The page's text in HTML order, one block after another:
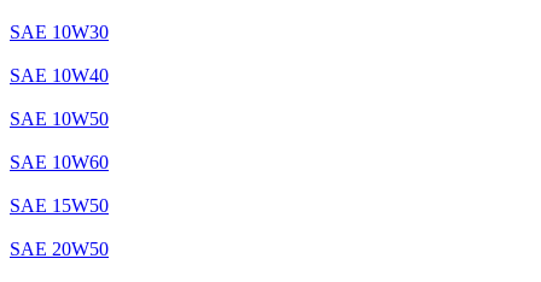
SAE 10W30
SAE 10W40
SAE 10W50
SAE 10W60
SAE 15W50
SAE 20W50